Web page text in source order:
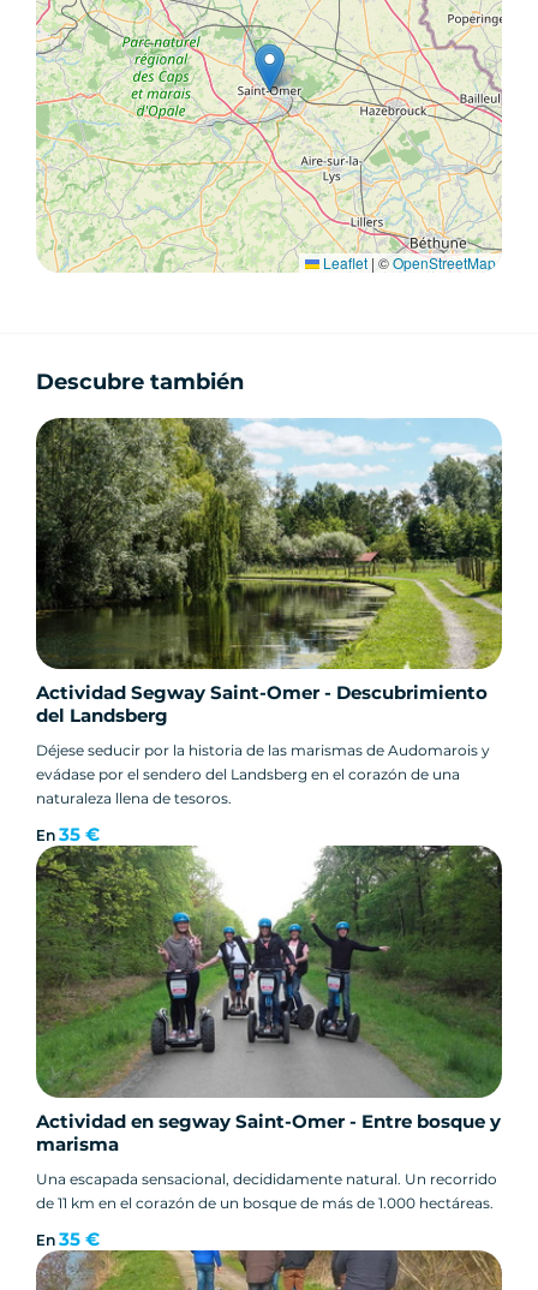
Leaflet | ©OpenStreetMap
Descubre también
Actividad Segway Saint-Omer - Descubrimiento
del Landsberg
Déjese seducir por la historia de las marismas de Audomarois y
evádase por el sendero del Landsberg en el corazón de una
naturaleza llena de tesoros.
En 35 €
Actividad en segway Saint-Omer - Entre bosque y
marisma
Una escapada sensacional, decididamente natural. Un recorrido
de 11 km en el corazón de un bosque de más de 1.000 hectáreas.
En 35 €